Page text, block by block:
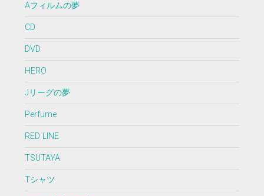
Aフィルムの夢
CD
DVD
HERO
Jリーグの夢
Perfume
RED LINE
TSUTAYA
Tシャツ